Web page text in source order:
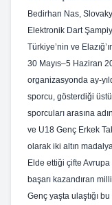
Bedirhan Nas,
Elektronik Dart
Türkiye’nin ve
30 Mayıs–5 Haziran
organizasyonda ay-
sporcu, gösterdiği
sporcuları arasına
ve U18 Genç Erkek
olarak iki altın
Elde ettiği çifte
başarı kazandıran
Genç yaşta ulaştığı